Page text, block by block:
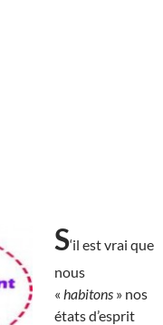
S‘il est vrai que
nous
« habitons » nos
états d’esprit